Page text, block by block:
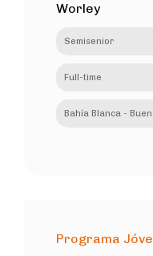
Worley
Semisenior
Full-time
Bahía Blanca -
Programa